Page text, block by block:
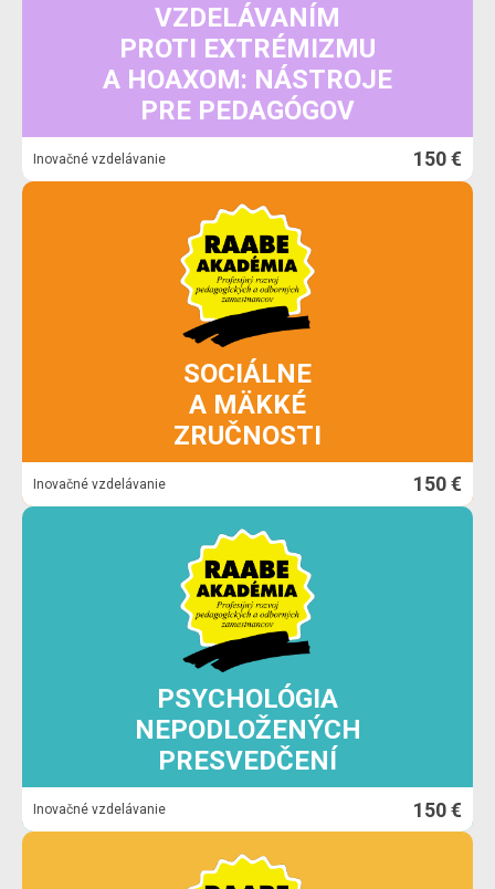
VZDELÁVANÍM
PROTI EXTRÉMIZMU
A HOAXOM: NÁSTROJE
PRE PEDAGÓGOV
Inovačné vzdelávanie 150 €
SOCIÁLNE
A MÄKKÉ
ZRUČNOSTI
Inovačné vzdelávanie 150 €
PSYCHOLÓGIA
NEPODLOŽENÝCH
PRESVEDČENÍ
Inovačné vzdelávanie 150 €